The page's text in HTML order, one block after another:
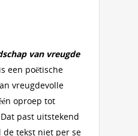
van vreugde
een poëtische
vreugdevolle
oproep tot
past uitstekend
de tekst niet per se